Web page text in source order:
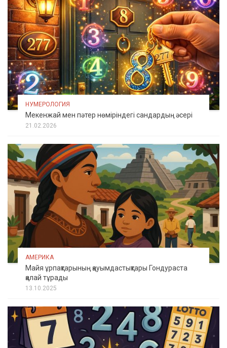
НУМЕРОЛОГИЯ
Мекенжай мен пәтер нөміріндегі сандардың әсері
21.02.2026
АМЕРИКА
Майя ұрпақтарының қауымдастықтары Гондураста
қалай тұрады
13.10.2025